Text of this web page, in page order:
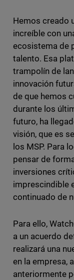
Hemos creado
increíble con
ecosistema de
talento. Esa
trampolín de
innovación
de que hemos
durante los
futuro, ha
visión, que es
los MSP. Para
pensar de
inversiones
imprescindible
continuado de
Para ello,
a un acuerdo
realizará una
en la empresa,
anteriormente